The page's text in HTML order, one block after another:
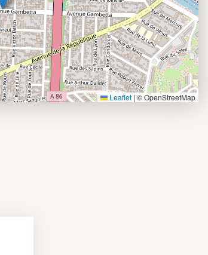
Leaflet | © OpenStreetMap